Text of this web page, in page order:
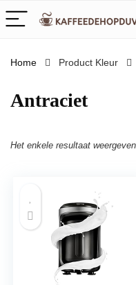
Home Product Kleur
‎Antraciet
Het enkele resultaat weergeven